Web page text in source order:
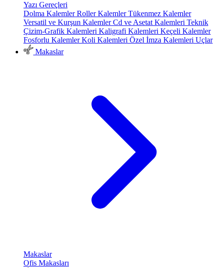
Yazı Gereçleri
Dolma KalemlerRoller KalemlerTükenmez Kalemler
Versatil ve Kurşun KalemlerCd ve Asetat Kalemleri Teknik
Çizim-Grafik Kalemleri Kaligrafi Kalemleri Keçeli Kalemler
Fosforlu KalemlerKoli Kalemleri Özel İmza Kalemleri Uçlar
Makaslar
Makaslar
Ofis Makasları